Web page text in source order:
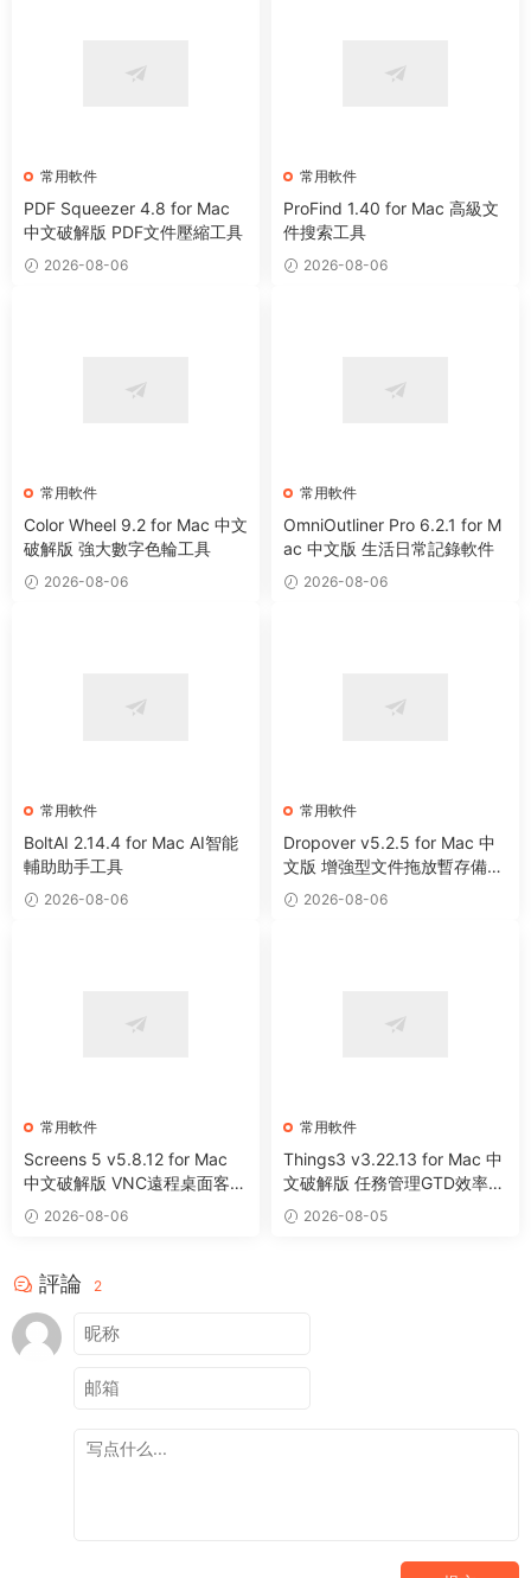
常用軟件
PDF Squeezer 4.8 for Mac
中文破解版 PDF文件壓縮工具
2026-08-06
常用軟件
ProFind 1.40 for Mac 高級文
件搜索工具
2026-08-06
常用軟件
Color Wheel 9.2 for Mac 中文
破解版 強大數字色輪工具
2026-08-06
常用軟件
OmniOutliner Pro 6.2.1 for M
ac 中文版 生活日常記錄軟件
2026-08-06
常用軟件
BoltAI 2.14.4 for Mac AI智能
輔助助手工具
2026-08-06
常用軟件
Dropover v5.2.5 for Mac 中
文版 增強型文件拖放暫存備用
整理工具
2026-08-06
常用軟件
Screens 5 v5.8.12 for Mac
中文破解版 VNC遠程桌面客戶
端應用程序
2026-08-06
常用軟件
Things3 v3.22.13 for Mac 中
文破解版 任務管理GTD效率工
具 2026-08-05
評論 2